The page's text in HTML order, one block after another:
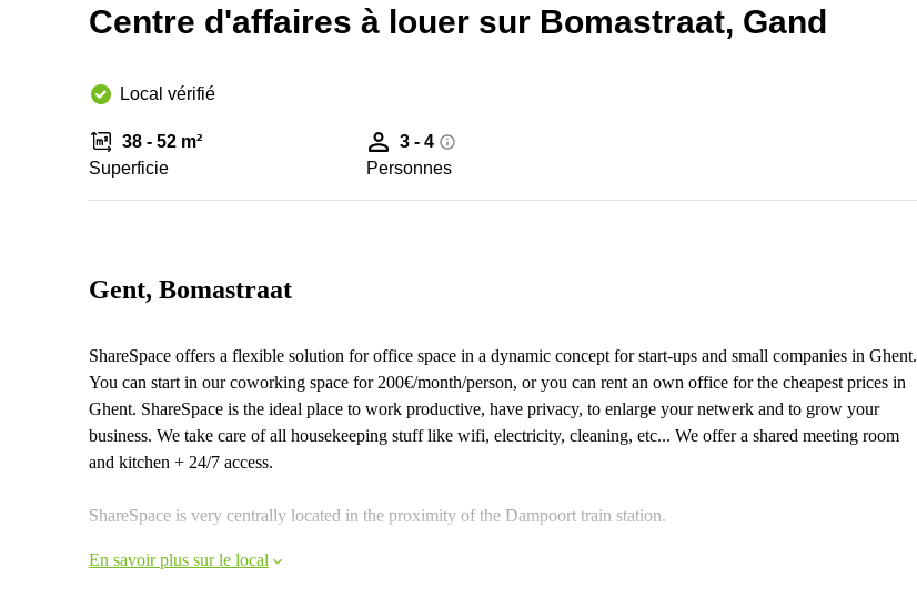
Centre d'affaires à louer sur Bomastraat, Gand
Local vérifié
38 - 52 m²
Superficie
3 - 4
Personnes
Gent, Bomastraat
ShareSpace offers a flexible solution for office space in a dynamic concept for start-ups and small companies in Ghent.
You can start in our coworking space for 200€/month/person, or you can rent an own office for the cheapest prices in
Ghent. ShareSpace is the ideal place to work productive, have privacy, to enlarge your netwerk and to grow your
business. We take care of all housekeeping stuff like wifi, electricity, cleaning, etc... We offer a shared meeting room
and kitchen + 24/7 access.
ShareSpace is very centrally located in the proximity of the Dampoort train station.
En savoir plus sur le local